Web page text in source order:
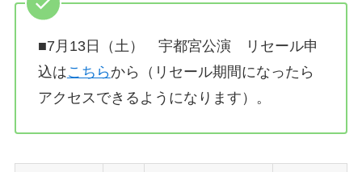
■7月13日（土） 宇都宮公演 リセール申
込はこちら から（リセール期間になったら
アクセスできるようになります）。